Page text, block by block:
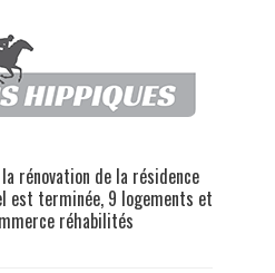
la rénovation de la résidence
est terminée, 9 logements et
réhabilités